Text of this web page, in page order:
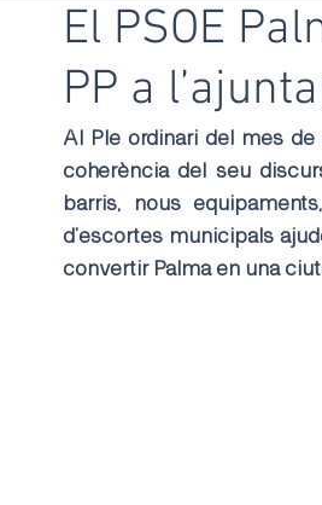
El PSOE
PP a
Al Ple ordinari del mes
coherència del seu
barris, nous
d’escortes municipals
convertir Palma en una